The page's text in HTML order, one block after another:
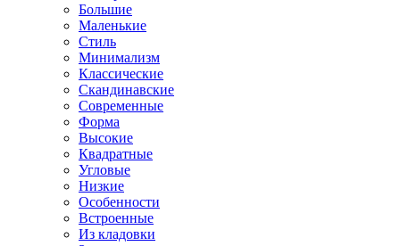
Большие
Маленькие
Стиль
Минимализм
Классические
Скандинавские
Современные
Форма
Высокие
Квадратные
Угловые
Низкие
Особенности
Встроенные
Из кладовки